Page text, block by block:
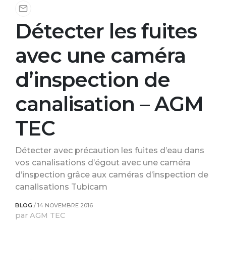
Détecter les fuites
avec une caméra
d’inspection de
canalisation – AGM
TEC
Détecter avec précaution les fuites d’eau dans
vos canalisations d’égout avec une caméra
d’inspection grâce aux caméras d’inspection de
canalisations Tubicam
BLOG / 14 NOVEMBRE 2016
par AGM TEC